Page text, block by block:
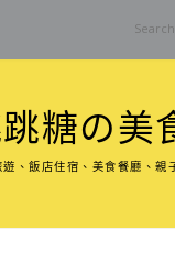
糖の美
遊、飯店住宿、美食餐廳、親